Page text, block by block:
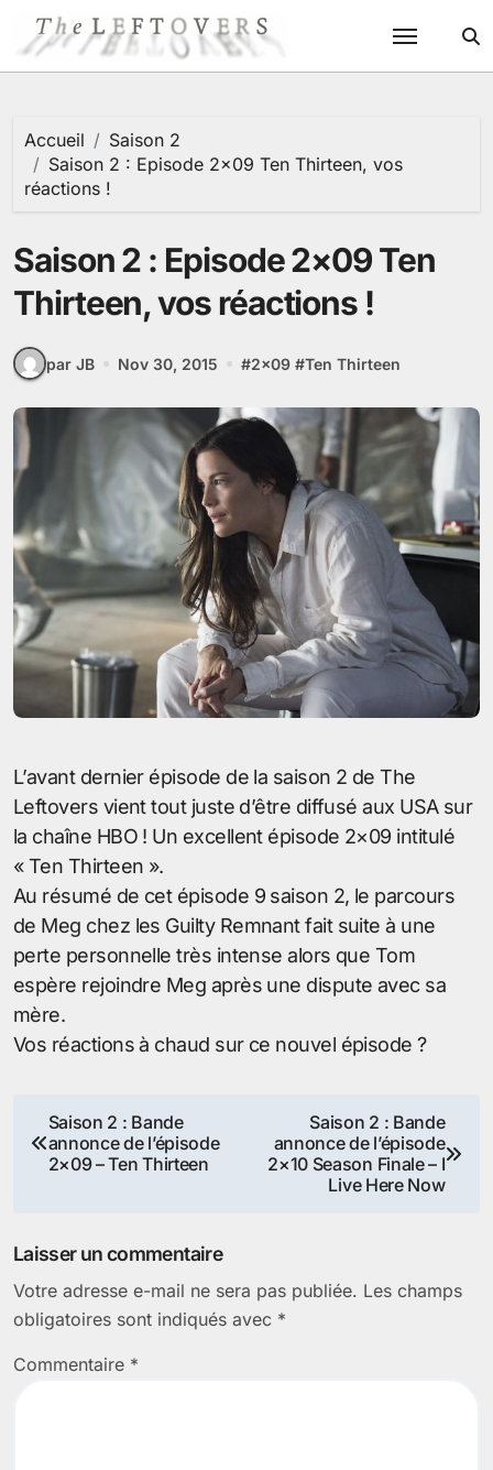
contenu
Accueil
Saison 2
Saison 2 : Episode 2×09 Ten Thirteen, vos
réactions !
Saison 2 : Episode 2×09 Ten
Thirteen, vos réactions !
par JB Nov 30, 2015 #2x09 #Ten Thirteen
L’avant dernier épisode de la saison 2 de The
Leftovers vient tout juste d’être diffusé aux USA sur
la chaîne HBO ! Un excellent épisode 2×09 intitulé
« Ten Thirteen ».
Au résumé de cet épisode 9 saison 2, le parcours
de Meg chez les Guilty Remnant fait suite à une
perte personnelle très intense alors que Tom
espère rejoindre Meg après une dispute avec sa
mère.
Vos réactions à chaud sur ce nouvel épisode ?
Navigation
de
Saison 2 : Bande
annonce de l’épisode
2×09 – Ten Thirteen
Saison 2 : Bande
annonce de l’épisode
2×10 Season Finale – I
Live Here Now
Laisser un commentaire
Votre adresse e-mail ne sera pas publiée. Les champs
obligatoires sont indiqués avec *
Commentaire *